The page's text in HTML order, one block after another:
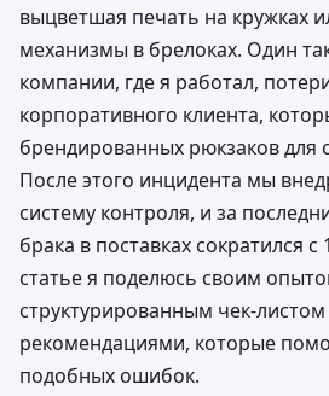
выцветшая печать на кружках
механизмы в брелоках. Один
компании, где я работал,
корпоративного клиента,
брендированных рюкзаков для
После этого инцидента мы
систему контроля, и за
брака в поставках сократился с
статье я поделюсь своим
структурированным чек-
рекомендациями, которые
подобных ошибок.